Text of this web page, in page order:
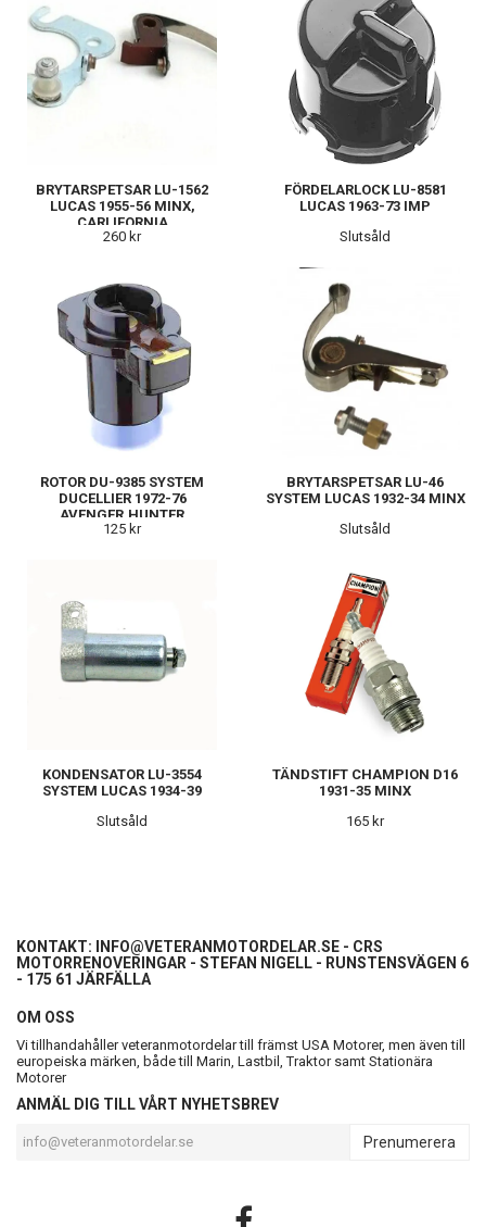
BRYTARSPETSAR LU-1562
LUCAS 1955-56 MINX,
CARLIFORNIA
260 kr
FÖRDELARLOCK LU-8581
LUCAS 1963-73 IMP
Slutsåld
ROTOR DU-9385 SYSTEM
DUCELLIER 1972-76
AVENGER,HUNTER
125 kr
BRYTARSPETSAR LU-46
SYSTEM LUCAS 1932-34 MINX
Slutsåld
KONDENSATOR LU-3554
SYSTEM LUCAS 1934-39
Slutsåld
TÄNDSTIFT CHAMPION D16
1931-35 MINX
165 kr
KONTAKT: INFO@VETERANMOTORDELAR.SE - CRS
MOTORRENOVERINGAR - STEFAN NIGELL - RUNSTENSVÄGEN 6
- 175 61 JÄRFÄLLA
OM OSS
Vi tillhandahåller veteranmotordelar till främst USA Motorer, men även till
europeiska märken, både till Marin, Lastbil, Traktor samt Stationära
Motorer
ANMÄL DIG TILL VÅRT NYHETSBREV
Prenumerera